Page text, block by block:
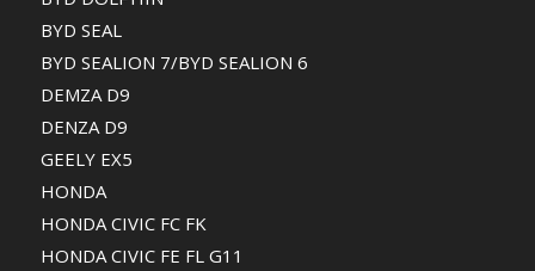
BYD SEAL
BYD SEALION 7/BYD SEALION 6
DEMZA D9
DENZA D9
GEELY EX5
HONDA
HONDA CIVIC FC FK
HONDA CIVIC FE FL G11